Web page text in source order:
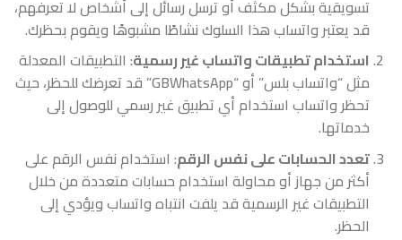
تسويقية بشكل مكثف أو ترسل رسائل إلى أشخاص لا تعرفهم،
قد يعتبر واتساب هذا السلوك نشاطًا مشبوهًا ويقوم بحظرك.
استخدام تطبيقات واتساب غير رسمية: التطبيقات المعدلة
مثل “واتساب بلس” أو “GBWhatsApp” قد تعرضك للحظر، حيث
تحظر واتساب استخدام أي تطبيق غير رسمي للوصول إلى
خدماتها.
تعدد الحسابات على نفس الرقم: استخدام نفس الرقم على
أكثر من جهاز أو محاولة استخدام حسابات متعددة من خلال
التطبيقات غير الرسمية قد يلفت انتباه واتساب ويؤدي إلى
الحظر.